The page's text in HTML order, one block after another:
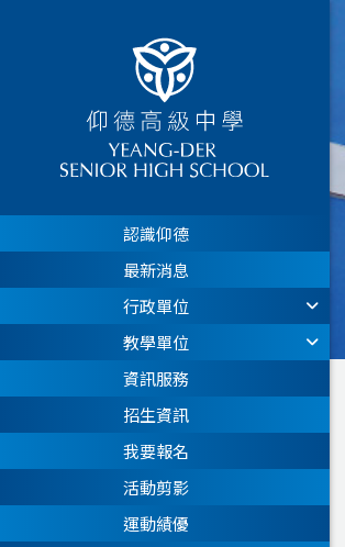
認識仰德
最新消息
行政單位
教學單位
資訊服務
招生資訊
我要報名
活動剪影
運動績優